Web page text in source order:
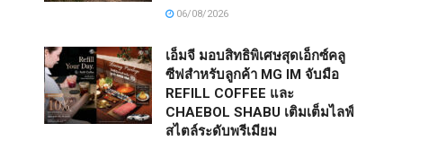
06/08/2026
เอ็มจี มอบสิทธิพิเศษสุดเอ็กซ์คลู
ซีฟสำหรับลูกค้า MG IM จับมือ
REFILL COFFEE และ
CHAEBOL SHABU เติมเต็มไลฟ์
สไตล์ระดับพรีเมียม